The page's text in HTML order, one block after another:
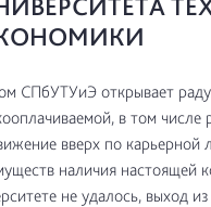
СПбУТУиЭ открывает
в том
вверх по карьерной
наличия настоящей
не удалось, выход